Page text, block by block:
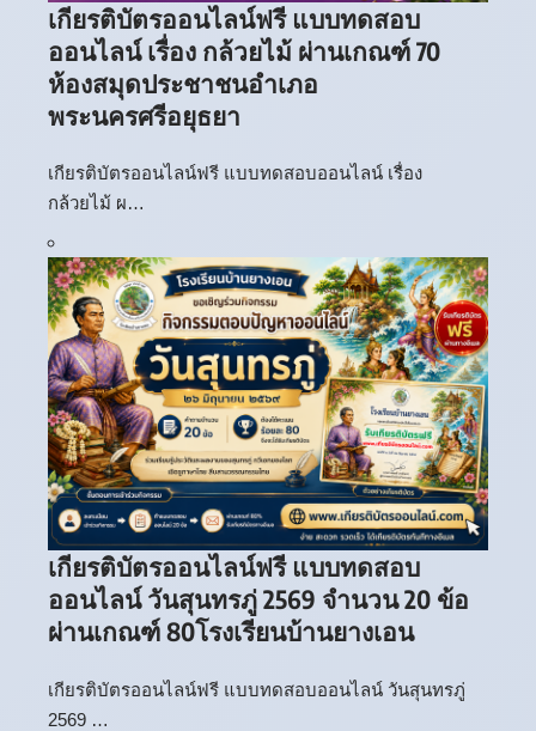
เกียรติบัตรออนไลน์ฟรี แบบทดสอบ
ออนไลน์ เรื่อง กล้วยไม้ ผ่านเกณฑ์ 70
ห้องสมุดประชาชนอำเภอ
พระนครศรีอยุธยา
เกียรติบัตรออนไลน์ฟรี แบบทดสอบออนไลน์ เรื่อง
กล้วยไม้ ผ…
เกียรติบัตรออนไลน์ฟรี แบบทดสอบ
ออนไลน์ วันสุนทรภู่ 2569 จำนวน 20 ข้อ
ผ่านเกณฑ์ 80โรงเรียนบ้านยางเอน
เกียรติบัตรออนไลน์ฟรี แบบทดสอบออนไลน์ วันสุนทรภู่
2569 …